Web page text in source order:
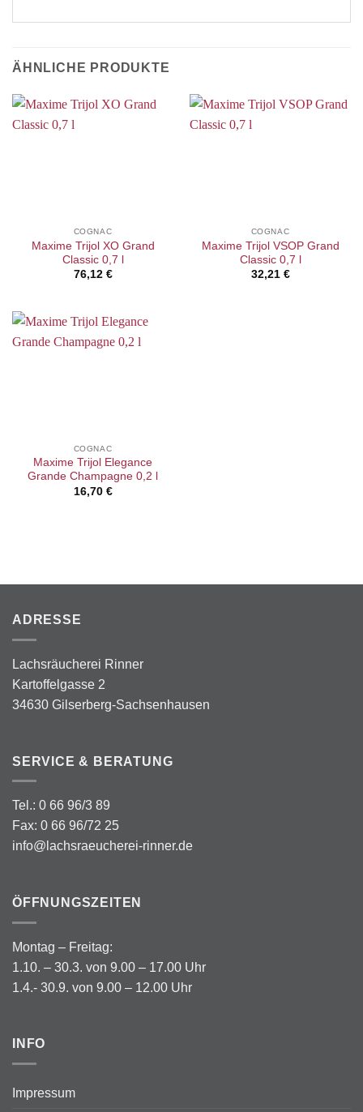
ÄHNLICHE PRODUKTE
COGNAC
Maxime Trijol XO Grand
Classic 0,7 l
76,12 €
COGNAC
Maxime Trijol VSOP Grand
Classic 0,7 l
32,21 €
COGNAC
Maxime Trijol Elegance
Grande Champagne 0,2 l
16,70 €
ADRESSE
Lachsräucherei Rinner
Kartoffelgasse 2
34630 Gilserberg-Sachsenhausen
SERVICE & BERATUNG
Tel.: 0 66 96/3 89
Fax: 0 66 96/72 25
info@lachsraeucherei-rinner.de
ÖFFNUNGSZEITEN
Montag – Freitag:
1.10. – 30.3. von 9.00 – 17.00 Uhr
1.4.- 30.9. von 9.00 – 12.00 Uhr
INFO
Impressum